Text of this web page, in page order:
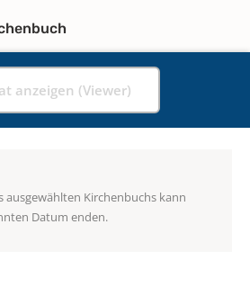
anzeigen (Viewer)
ausgewählten Kirchenbuchs kann
Datum enden.